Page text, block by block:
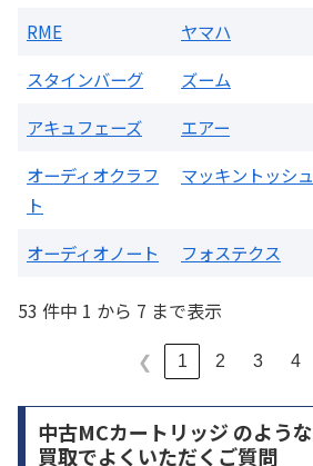
RME
ヤマハ
スタインバーグ
ズーム
アキュフェーズ
エアー
オーディオクラフ
ト
マッキントッシュ
オーディオノート フォステクス
53 件中 1 から 7 まで表示
❮ 1 2 3 4
中古MCカートリッジ のよう
買取でよくいただくご質問